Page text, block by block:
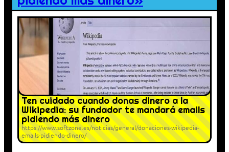
Ten cuidado cuando donas dinero a la
Wikipedia: su fundador te mandará emails
pidiendo más dinero
https://www.softzone.es/noticias/general/donaciones-wikipedia-
emails-pidiendo-dinero/